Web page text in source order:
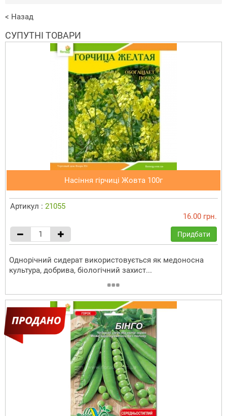
< Назад
СУПУТНІ ТОВАРИ
Насіння гірчиці Жовта 100г
Артикул : 21055
16.00 грн.
Придбати
Однорічний сидерат використовується як медоносна
культура, добрива, біологічний захист...